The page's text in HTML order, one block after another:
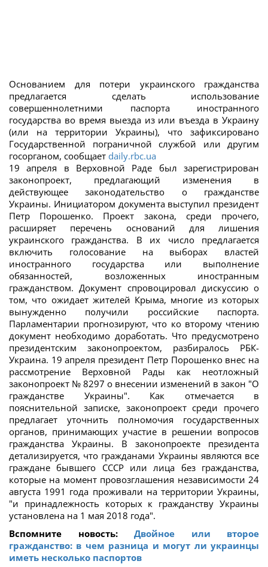
Основанием для потери украинского гражданства
предлагается сделать использование
совершеннолетними паспорта иностранного
государства во время выезда из или въезда в Украину
(или на территории Украины), что зафиксировано
Государственной пограничной службой или другим
госорганом, сообщает daily.rbc.ua
19 апреля в Верховной Раде был зарегистрирован
законопроект, предлагающий изменения в
действующее законодательство о гражданстве
Украины. Инициатором документа выступил президент
Петр Порошенко. Проект закона, среди прочего,
расширяет перечень оснований для лишения
украинского гражданства. В их число предлагается
включить голосование на выборах властей
иностранного государства или выполнение
обязанностей, возложенных иностранным
гражданством. Документ спровоцировал дискуссию о
том, что ожидает жителей Крыма, многие из которых
вынужденно получили российские паспорта.
Парламентарии прогнозируют, что ко второму чтению
документ необходимо доработать. Что предусмотрено
президентским законопроектом, разбиралось РБК-
Украина. 19 апреля президент Петр Порошенко внес на
рассмотрение Верховной Рады как неотложный
законопроект № 8297 о внесении изменений в закон "О
гражданстве Украины". Как отмечается в
пояснительной записке, законопроект среди прочего
предлагает уточнить полномочия государственных
органов, принимающих участие в решении вопросов
гражданства Украины. В законопроекте президента
детализируется, что гражданами Украины являются все
граждане бывшего СССР или лица без гражданства,
которые на момент провозглашения независимости 24
августа 1991 года проживали на территории Украины,
"и принадлежность которых к гражданству Украины
установлена на 1 мая 2018 года".
Вспомните новость: Двойное или второе
гражданство: в чем разница и могут ли украинцы
иметь несколько паспортов